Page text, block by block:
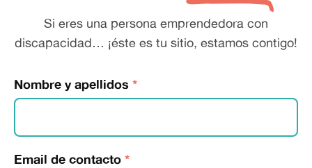
Si eres una persona emprendedora con
discapacidad… ¡éste es tu sitio, estamos contigo!
Nombre y apellidos *
Email de contacto *